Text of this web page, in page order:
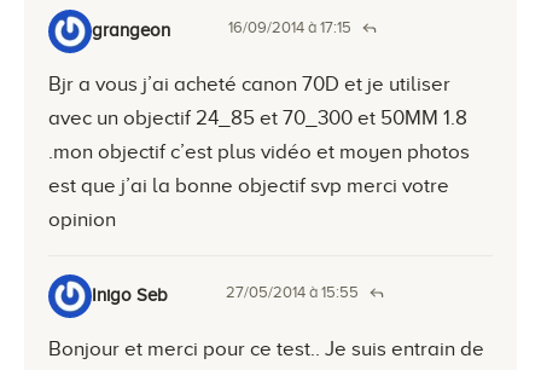
grangeon 16/09/2014 à 17:15
Bjr a vous j’ai acheté canon 70D et je utiliser
avec un objectif 24_85 et 70_300 et 50MM 1.8
.mon objectif c’est plus vidéo et moyen photos
est que j’ai la bonne objectif svp merci votre
opinion
Inigo Seb 27/05/2014 à 15:55
Bonjour et merci pour ce test.. Je suis entrain de